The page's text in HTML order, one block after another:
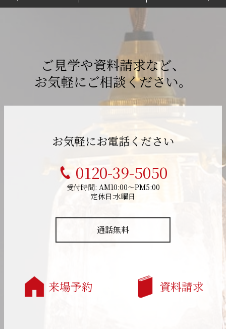
ご見学や資料請求など、
お気軽にご相談ください。
お気軽にお電話ください
0120-39-5050
受付時間: AM10:00～PM5:00
定休日:水曜日
通話無料
来場予約 資料請求